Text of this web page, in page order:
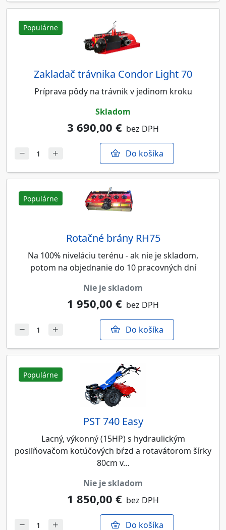
Populárne
Zakladač trávnika Condor Light 70
Príprava pôdy na trávnik v jedinom kroku
skladom
3 690,00 € bez DPH
Do košíka
Populárne
Rotačné brány RH75
Na 100% niveláciu terénu - ak nie je skladom,
potom na objednanie do 10 pracovných dní
nie je skladom
1 950,00 € bez DPH
Do košíka
Populárne
PST 740 Easy
Lacný, výkonný (15HP) s hydraulickým
posiľňovačom kotúčových bŕzd a rotavátorom šírky
80cm v…
nie je skladom
1 850,00 € bez DPH
Do košíka